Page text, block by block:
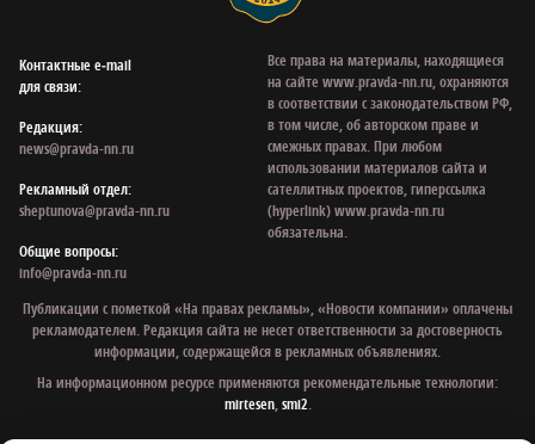
Контактные e‑mail
для связи:
Редакция:
news@pravda-nn.ru
Рекламный отдел:
sheptunova@pravda-nn.ru
Общие вопросы:
info@pravda-nn.ru
Все права на материалы, находящиеся
на сайте www.pravda-nn.ru, охраняются
в соответствии с законодательством РФ,
в том числе, об авторском праве и
смежных правах. При любом
использовании материалов сайта и
сателлитных проектов, гиперссылка
(hyperlink) www.pravda-nn.ru
обязательна.
Публикации с пометкой «На правах рекламы», «Новости компании» оплачены
рекламодателем. Редакция сайта не несет ответственности за достоверность
информации, содержащейся в рекламных объявлениях.
На информационном ресурсе применяются рекомендательные технологии:
mirtesen,smi2.